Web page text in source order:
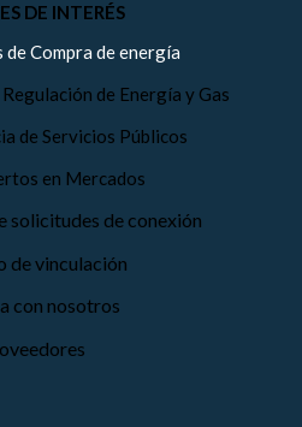
DE INTERÉS
Compra de energía
de Energía y Gas
de Servicios Públicos
en Mercados
solicitudes de conexión
de vinculación
con nosotros